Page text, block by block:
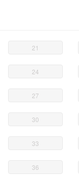
21
24
27
30
33
36